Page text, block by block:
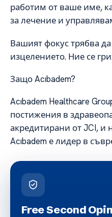
работим от ваше име,
за лечение и
Вашият фокус трябва
изцелението. Ние се
Защо Acıbadem?
Acıbadem Healthcare
постижения в
акредитирани от JCI, и
Acıbadem е лидер в
Free Second